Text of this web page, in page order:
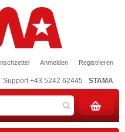
Anmelden Registrieren
Support +43 5242 62445 STAMA